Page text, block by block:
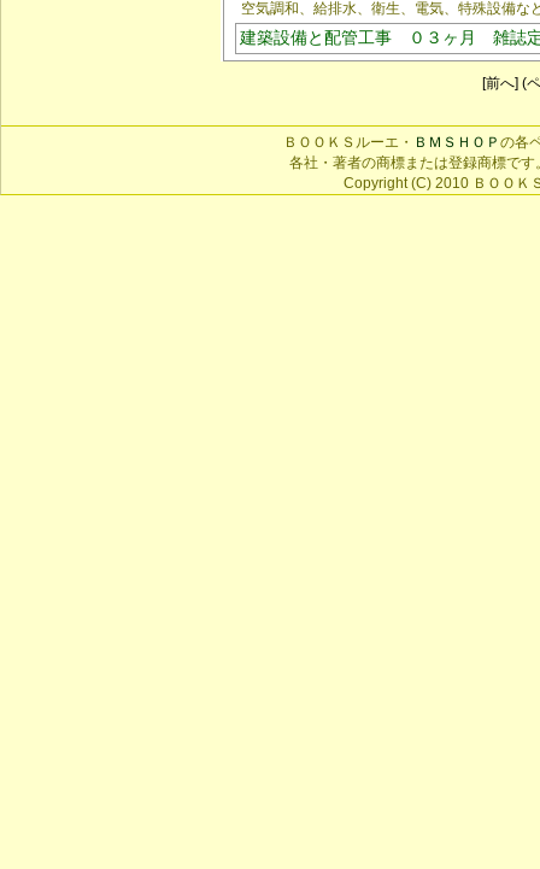
空気調和、給排水、衛生、電気、特殊設備な
建築設備と配管工事 ０３ヶ月 雑誌
[前へ] (
ＢＯＯＫＳルーエ・ ＢＭＳＨＯＰ の各
各社・著者の商標または登録商標で
Copyright (C) 2010 ＢＯＯ